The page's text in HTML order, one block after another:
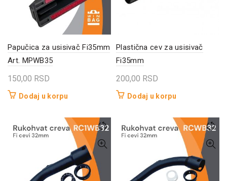
Papučica za usisivač Fi35mm
Art. MPWB35
150,00 RSD
Dodaj u korpu
Plastična cev za usisivač
Fi35mm
200,00 RSD
Dodaj u korpu